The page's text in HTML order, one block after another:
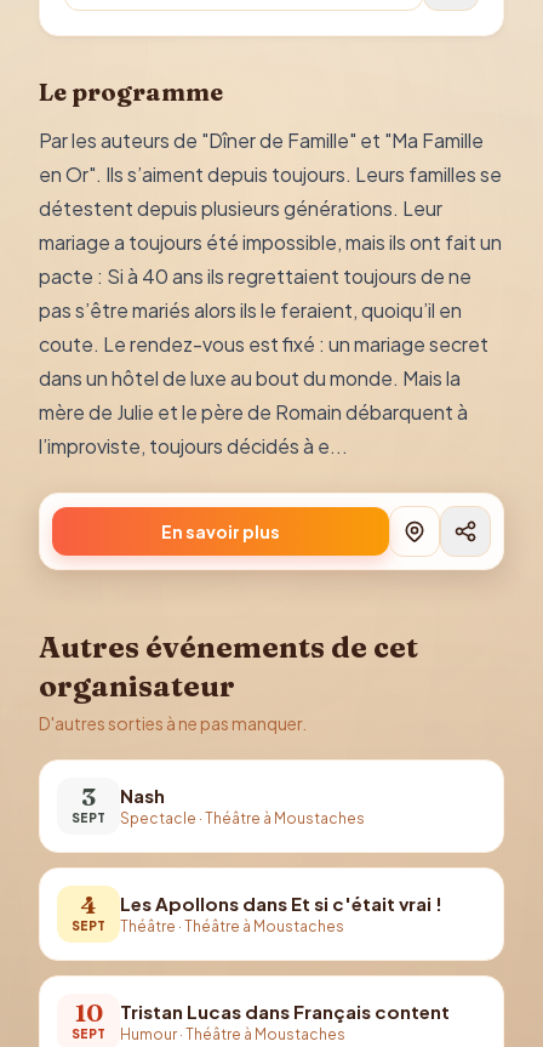
Le programme
Par les auteurs de "Dîner de Famille" et "Ma Famille
en Or". Ils s’aiment depuis toujours. Leurs familles se
détestent depuis plusieurs générations. Leur
mariage a toujours été impossible, mais ils ont fait un
pacte : Si à 40 ans ils regrettaient toujours de ne
pas s’être mariés alors ils le feraient, quoiqu’il en
coute. Le rendez-vous est fixé : un mariage secret
dans un hôtel de luxe au bout du monde. Mais la
mère de Julie et le père de Romain débarquent à
l’improviste, toujours décidés à e...
En savoir plus
Autres événements de cet
organisateur
D'autres sorties à ne pas manquer.
3
SEPT
Nash
Spectacle · Théâtre à Moustaches
4
SEPT
Les Apollons dans Et si c'était vrai !
Théâtre · Théâtre à Moustaches
10
SEPT
Tristan Lucas dans Français content
Humour · Théâtre à Moustaches